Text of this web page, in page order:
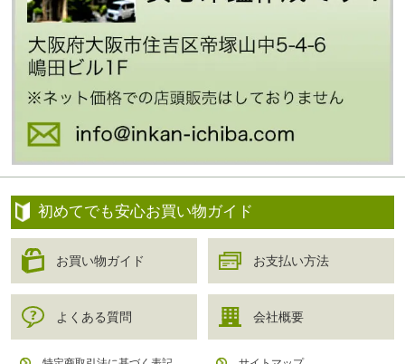
初めてでも安心お買い物ガイド
お買い物ガイド お支払い方法
よくある質問 会社概要